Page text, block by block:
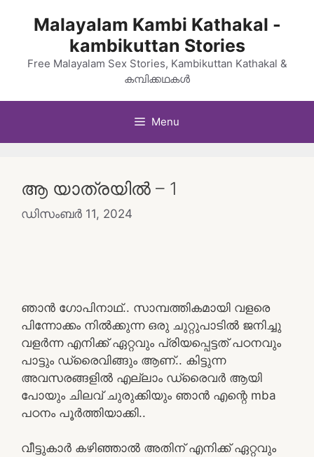
Malayalam Kambi Kathakal -
kambikuttan Stories
Free Malayalam Sex Stories, Kambikuttan Kathakal &
കമ്പിക്കഥകൾ
Menu
ആ യാത്രയിൽ – 1
ഡിസംബർ 11, 2024
ഞാൻ ഗോപിനാഥ്.. സാമ്പത്തികമായി വളരെ
പിന്നോക്കം നിൽക്കുന്ന ഒരു ചുറ്റുപാടിൽ ജനിച്ചു
വളർന്ന എനിക്ക് ഏറ്റവും പ്രിയപ്പെട്ടത് പഠനവും
പാട്ടും ഡ്രൈവിങ്ങും ആണ്.. കിട്ടുന്ന
അവസരങ്ങളിൽ എല്ലാം ഡ്രൈവർ ആയി
പോയും ചിലവ് ചുരുക്കിയും ഞാൻ എന്റെ mba
പഠനം പൂർത്തിയാക്കി..
വീട്ടുകാർ കഴിഞ്ഞാൽ അതിന് എനിക്ക് ഏറ്റവും